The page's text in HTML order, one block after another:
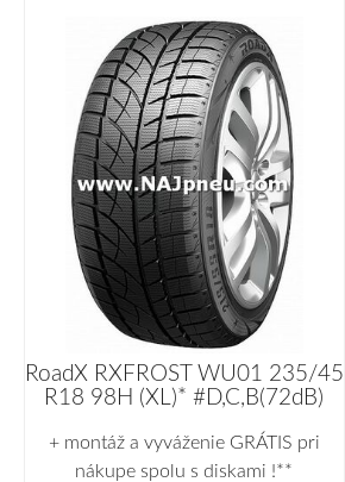
RoadX RXFROST WU01 235/45
R18 98H (XL)* #D,C,B(72dB)
+ montáž a vyváženie GRÁTIS pri
nákupe spolu s diskami !**